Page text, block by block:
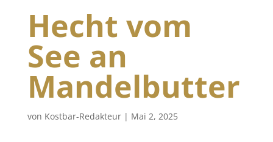
Hecht vom
See an
Mandelbutter
von Kostbar-Redakteur| Mai 2, 2025